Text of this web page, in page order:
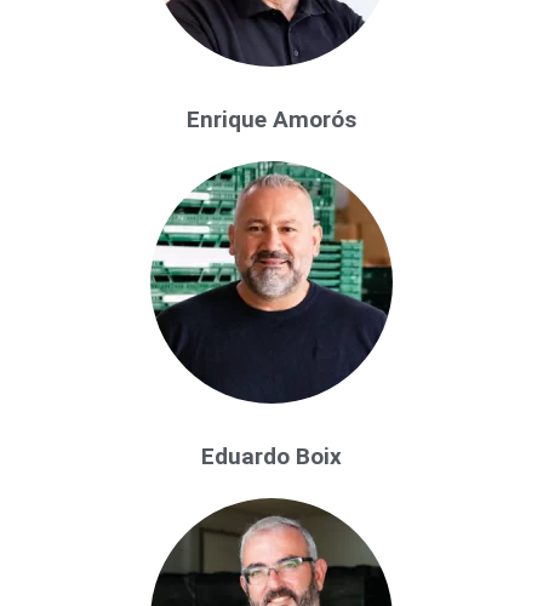
Enrique Amorós
Eduardo Boix